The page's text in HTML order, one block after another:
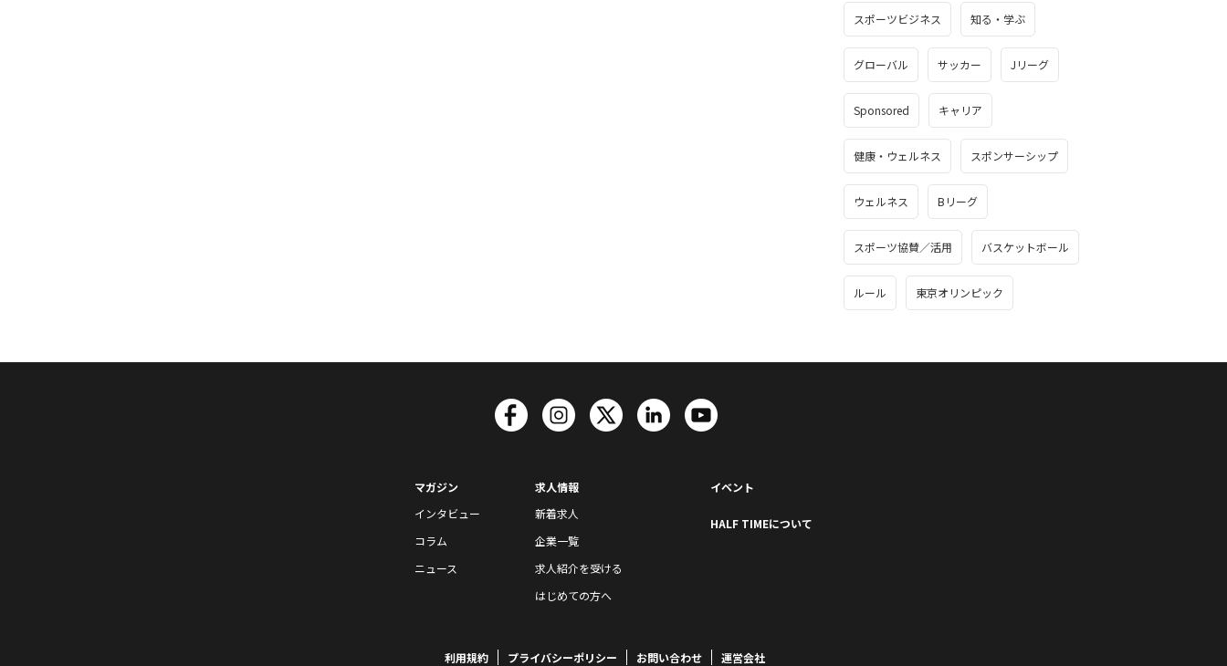
スポーツビジネス 知る・学ぶ
グローバル サッカー Jリーグ
Sponsored キャリア
健康・ウェルネス スポンサーシップ
ウェルネス Bリーグ
スポーツ協賛／活用 バスケットボール
ルール 東京オリンピック
マガジン
インタビュー
コラム
ニュース
求人情報
新着求人
企業一覧
求人紹介を受ける
はじめての方へ
イベント
HALF TIMEについて
利用規約 プライバシーポリシー お問い合わせ 運営会社